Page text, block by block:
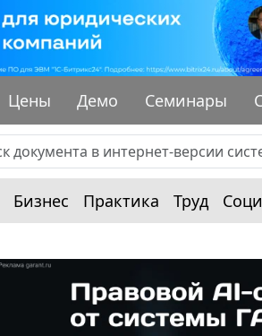
Цены Демо Семинары
Бизнес Практика Труд